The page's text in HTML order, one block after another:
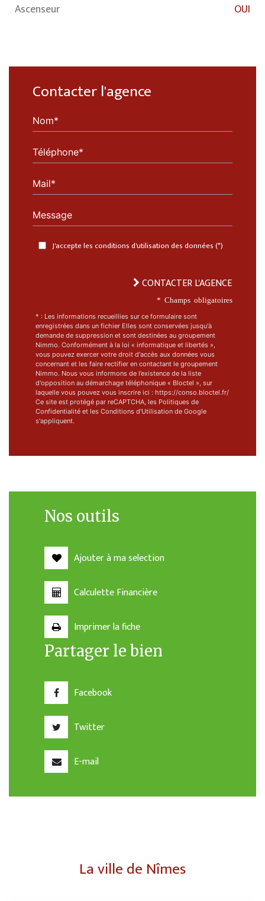
Ascenseur
OUI
Contacter l'agence
Nom*
Téléphone*
Mail*
Message
J'accepte les conditions d'utilisation des données (*)
CONTACTER L'AGENCE
* Champs obligatoires
* : Les informations recueillies sur ce formulaire sont
enregistrées dans un fichier Elles sont conservées jusqu'à
demande de suppression et sont destinées au groupement
Nimmo. Conformément à la loi « informatique et libertés »,
vous pouvez exercer votre droit d'accès aux données vous
concernant et les faire rectifier en contactant le groupement
Nimmo. Nous vous informons de l’existence de la liste
d'opposition au démarchage téléphonique « Bloctel », sur
laquelle vous pouvez vous inscrire ici : https://conso.bloctel.fr/
Ce site est protégé par reCAPTCHA, les Politiques de
Confidentialité et les Conditions d'Utilisation de Google
s'appliquent.
Nos outils
Ajouter à ma selection
Calculette Financière
Imprimer la fiche
Partager le bien
Facebook
Twitter
E-mail
La ville de Nîmes